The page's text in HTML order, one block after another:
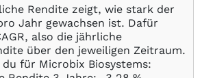
Rendite zeigt, wie stark der
Jahr gewachsen ist. Dafür
also die jährliche
über den jeweiligen Zeitraum.
für Microbix Biosystems: